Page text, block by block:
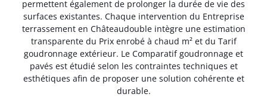
permettent également de prolonger la durée de vie des
surfaces existantes. Chaque intervention du Entreprise
terrassement en Châteaudouble intègre une estimation
transparente du Prix enrobé à chaud m² et du Tarif
goudronnage extérieur. Le Comparatif goudronnage et
pavés est étudié selon les contraintes techniques et
esthétiques afin de proposer une solution cohérente et
durable.